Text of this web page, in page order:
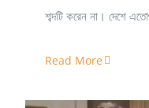
শব্দটি করেন না। দেশে
Read More